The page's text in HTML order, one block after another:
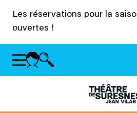
Les réservations pour la
ouvertes !